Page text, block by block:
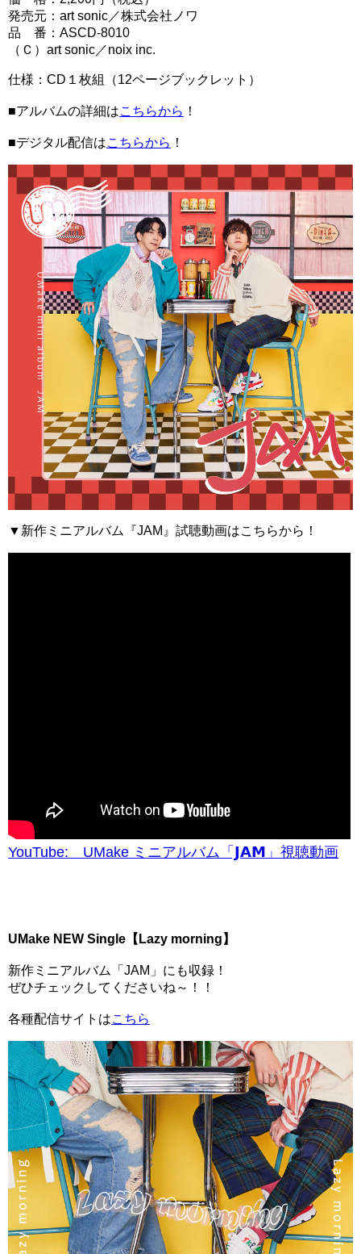
発売元：art sonic／株式会社ノワ
品 番：ASCD-8010
（Ｃ）art sonic／noix inc.
仕様：CD１枚組（12ページブックレット）
■アルバムの詳細はこちらから ！
■デジタル配信はこちらから ！
▼新作ミニアルバム『JAM』試聴動画はこちらから！
YouTube: UMake ミニアルバム「𝗝𝗔𝗠」視聴動画
UMake NEW Single【Lazy morning】
新作ミニアルバム「JAM」にも収録！
ぜひチェックしてくださいね～！！
各種配信サイトはこちら